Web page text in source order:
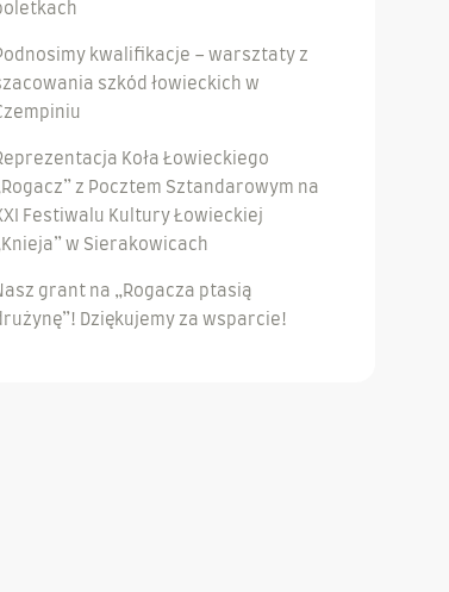
kwalifikacje – warsztaty z
szkód łowieckich w
Koła Łowieckiego
z Pocztem Sztandarowym na
Festiwalu Kultury Łowieckiej
w Sierakowicach
grant na „Rogacza ptasią
Dziękujemy za wsparcie!